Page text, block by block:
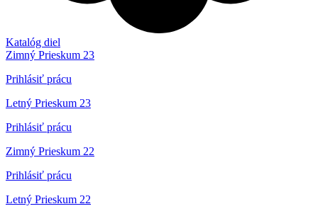
Katalóg diel
Zimný Prieskum 23
Prihlásiť prácu
Letný Prieskum 23
Prihlásiť prácu
Zimný Prieskum 22
Prihlásiť prácu
Letný Prieskum 22